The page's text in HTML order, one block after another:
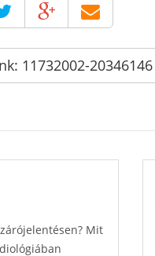
11732002-20346146
Mit